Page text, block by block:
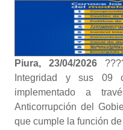
Piura, 23/04/2026
Integridad y sus 09
implementado a
Anticorrupción del
que cumple la función